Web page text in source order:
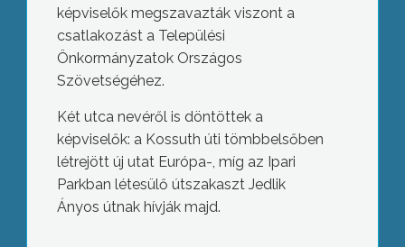
képviselők megszavazták viszont a
csatlakozást a Települési
Önkormányzatok Országos
Szövetségéhez.
Két utca nevéről is döntöttek a
képviselők: a Kossuth úti tömbbelsőben
létrejött új utat Európa-, míg az Ipari
Parkban létesülő útszakaszt Jedlik
Ányos útnak hívják majd.
A tudásalapú társadalmat felváltja a